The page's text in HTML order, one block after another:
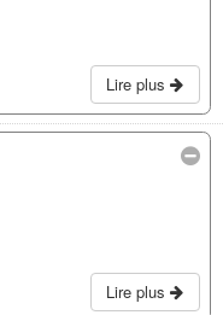
Lire plus
Lire plus